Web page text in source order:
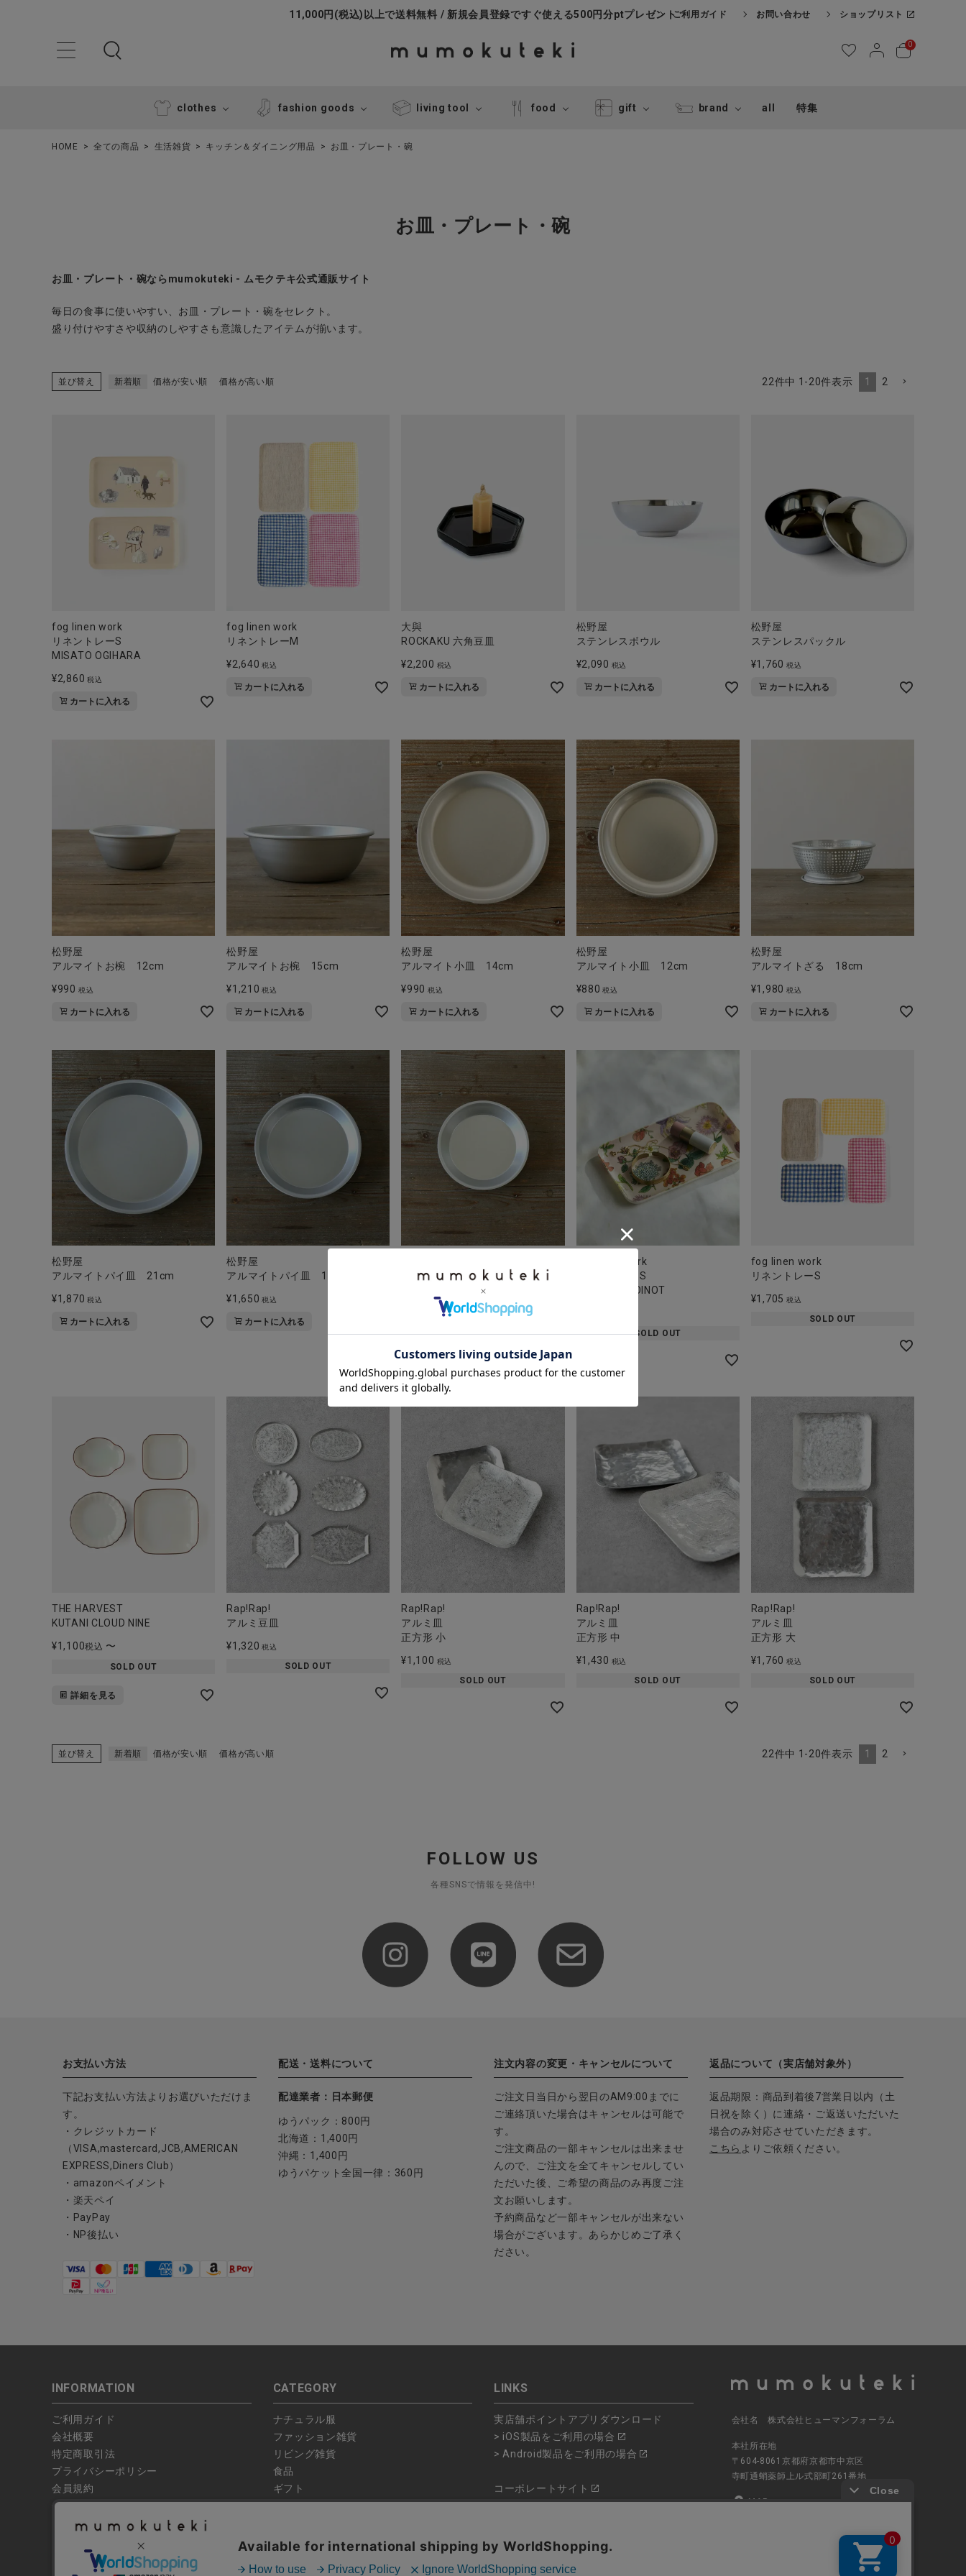
11,000円(税込)以上で送料無料 / 新規会員登録ですぐ使える500円分ptプレゼントご利用ガイド お問い合わせ ショップリスト
0
clothes fashion goods living tool food gift brand all 特集
ようこそ ゲスト 様
新規会員登録
ファッション雑貨
ブランド
全ての商品
ショップリスト
HOME 全ての商品 生活雑貨 キッチン＆ダイニング用品 お皿・プレート・碗
お皿・プレート・碗
お皿・プレート・碗ならmumokuteki - ムモクテキ公式通販サイト
毎日の食事に使いやすい、お皿・プレート・碗をセレクト。
盛り付けやすさや収納のしやすさも意識したアイテムが揃います。
並び替え 新着順 価格が安い順 価格が高い順 22件中 1 -20件表示 1 2
fog linen work
リネントレーS
MISATO OGIHARA
¥2,860 税込
カートに入れる
fog linen work
リネントレーM
¥2,640 税込
カートに入れる
大與
ROCKAKU 六角豆皿
¥2,200 税込
カートに入れる
松野屋
ステンレスボウル
¥2,090 税込
カートに入れる
松野屋
ステンレスパックル
¥1,760 税込
カートに入れる
松野屋
アルマイトお椀 12cm
¥990 税込
カートに入れる
松野屋
アルマイトお椀 15cm
¥1,210 税込
カートに入れる
松野屋
アルマイト小皿 14cm
¥990 税込
カートに入れる
松野屋
アルマイト小皿 12cm
¥880 税込
カートに入れる
松野屋
アルマイトざる 18cm
¥1,980 税込
カートに入れる
松野屋
アルマイトパイ皿 21cm
¥1,870 税込
カートに入れる
松野屋
アルマイトパイ皿 18cm
¥1,650 税込
カートに入れる
アルマイトパイ皿 15cm
1,430 税込
fog linen work
リネントレーS
ISABELLE BOINOT
SOLD OUT
fog linen work
リネントレーS
¥1,705 税込
SOLD OUT
THE HARVEST
KUTANI CLOUD NINE
¥1,100税込 〜
SOLD OUT
詳細を見る
Rap!Rap!
アルミ豆皿
¥1,320 税込
SOLD OUT
Rap!Rap!
アルミ皿
正方形 小
¥1,100 税込
SOLD OUT
Rap!Rap!
アルミ皿
正方形 中
¥1,430 税込
SOLD OUT
Rap!Rap!
アルミ皿
正方形 大
¥1,760 税込
SOLD OUT
並び替え 新着順 価格が安い順 価格が高い順 22件中 1 -20件表示 1 2
FOLLOW US
各種SNSで情報を発信中!
お支払い方法
下記お支払い方法よりお選びいただけま
す。
・クレジットカード
（VISA,mastercard,JCB,AMERICAN
EXPRESS,Diners Club）
・amazonペイメント
・楽天ペイ
・PayPay
・NP後払い
配送・送料について
配達業者：日本郵便
ゆうパック：800円
北海道：1,400円
沖縄：1,400円
ゆうパケット全国一律：360円
注文内容の変更・キャンセルについて
ご注文日当日から翌日のAM9:00までに
ご連絡頂いた場合はキャンセルは可能で
す。
ご注文商品の一部キャンセルは出来ませ
んので、ご注文を全てキャンセルしてい
ただいた後、ご希望の商品のみ再度ご注
文お願いします。
予約商品など一部キャンセルが出来ない
場合がございます。あらかじめご了承く
ださい。
返品について（実店舗対象外）
返品期限：商品到着後7営業日以内（土
日祝を除く）に連絡・ご返送いただいた
場合のみ対応させていただきます。
こちら よりご依頼ください。
INFORMATION
ご利用ガイド
会社概要
特定商取引法
プライバシーポリシー
会員規約
偽サイトにご注意ください
お問い合わせ
CATEGORY
ナチュラル服
ファッション雑貨
リビング雑貨
食品
ギフト
ブランド
全ての商品
LINKS
実店舗ポイントアプリダウンロード
> iOS製品をご利用の場合
> Android製品をご利用の場合
コーポレートサイト
ショップリスト
会社名 株式会社ヒューマンフォーラム
本社所在地
〒604-8061京都府京都市中京区
寺町通蛸薬師上ル式部町261番地
MAP
営業時間 11:00～17:30（土日休業）